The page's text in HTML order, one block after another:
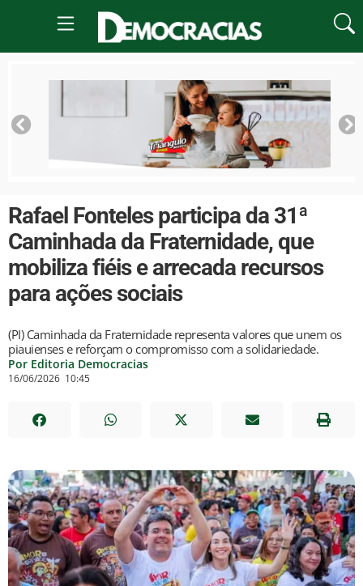
Rafael Fonteles participa da 31ª
Caminhada da Fraternidade, que
mobiliza fiéis e arrecada recursos
para ações sociais
(PI) Caminhada da Fraternidade representa valores que unem os
piauienses e reforçam o compromisso com a solidariedade.
Por Editoria Democracias
16/06/2026 10:45